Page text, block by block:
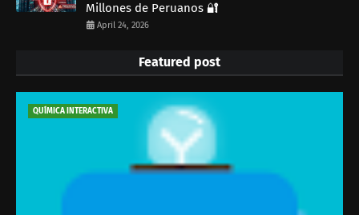
Millones de Peruanos 🔐
April 24, 2026
Featured post
QUÍMICA INTERACTIVA